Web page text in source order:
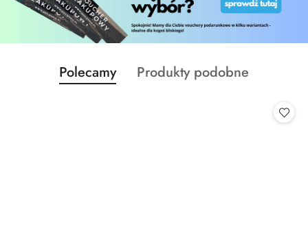
Pomiń karuzelę produktów
Produkty
o
Polecamy
Produkty
Produkty podobne